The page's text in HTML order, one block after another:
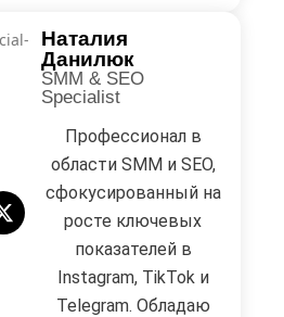
Наталия
Данилюк
SMM & SEO
Specialist
Профессионал в
области SMM и SEO,
сфокусированный на
росте ключевых
показателей в
Instagram, TikTok и
Telegram. Обладаю